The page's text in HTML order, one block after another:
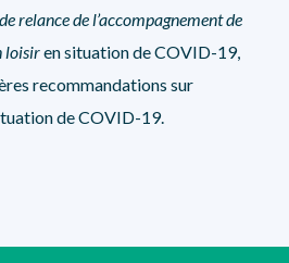
relance de l’accompagnement de
loisiren situation de COVID-19,
recommandations sur
de COVID-19.